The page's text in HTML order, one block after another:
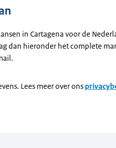
in Cartagena voor de
dan hieronder het complete
Lees meer over ons